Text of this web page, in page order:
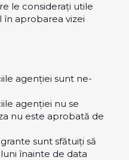
le considerați utile
aprobarea vizei
agenției sunt ne-
agenției nu se
nu este aprobată de
sunt sfătuiți să
înainte de data